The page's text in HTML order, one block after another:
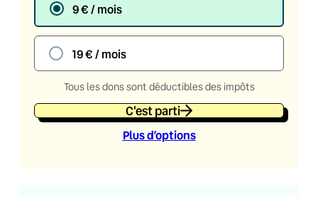
9 € / mois
19 € / mois
Tous les dons sont déductibles des impôts
C'est parti
Plus d’options